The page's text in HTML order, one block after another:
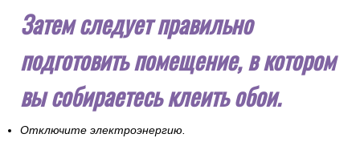
Затем следует правильно
подготовить помещение, в котором
вы собираетесь клеить обои.
Отключите электроэнергию.